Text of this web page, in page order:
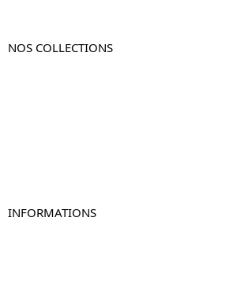
NOS COLLECTIONS
INFORMATIONS